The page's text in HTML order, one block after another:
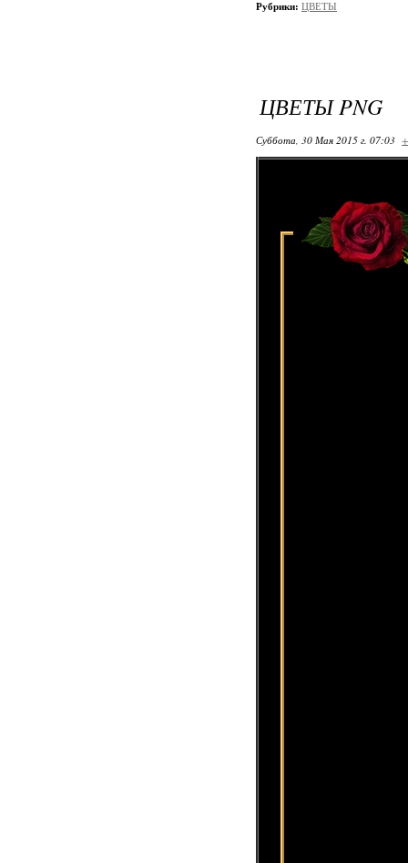
Рубрики: ЦВЕТЫ
ЦВЕТЫ PNG
Суббота, 30 Мая 2015 г. 07:03